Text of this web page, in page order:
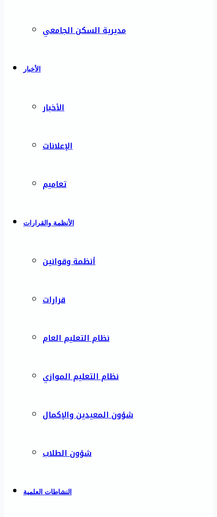
مديرية السكن الجامعي
الأخبار
الأخبار
الإعلانات
تعاميم
الأنظمة والقرارات
أنظمة وقوانين
قرارات
نظام التعليم العام
نظام التعليم الموازي
شؤون المعيدين والإكمال
شؤون الطلاب
النشاطات العلمية